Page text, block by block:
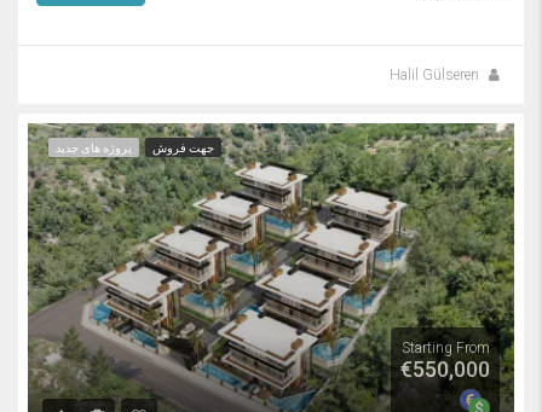
Halil Gülseren
جهت فروش پروژه های جدید
Starting From
€550,000